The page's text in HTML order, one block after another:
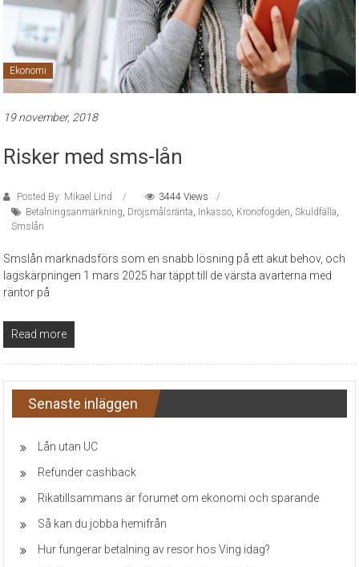
Ekonomi
19 november, 2018
Risker med sms-lån
Posted By: Mikael Lind
3444 Views
Betalningsanmärkning Dröjsmålsränta Inkasso Kronofogden ,Skuldfälla
Smslån
Smslån marknadsförs som en snabb lösning på ett akut behov, och
lagskärpningen 1 mars 2025 har täppt till de värsta avarterna med
räntor på
Read more
Senaste inläggen
Lån utan UC
Refunder cashback
Rikatillsammans är forumet om ekonomi och sparande
Så kan du jobba hemifrån
Hur fungerar betalning av resor hos Ving idag?